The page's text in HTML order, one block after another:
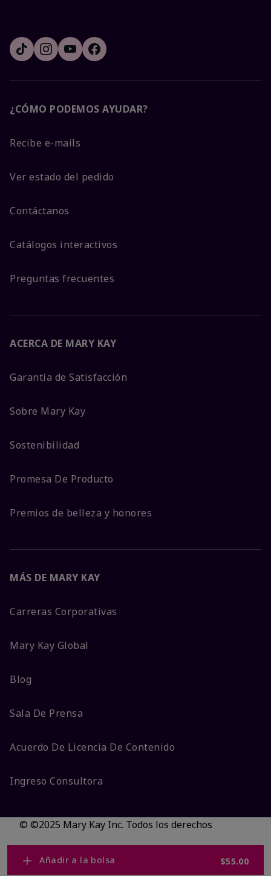
Añadir a la bolsa $55.00
¿CÓMO PODEMOS AYUDAR?
Recibe e-mails
Ver estado del pedido
Contáctanos
Catálogos interactivos
Preguntas frecuentes
ACERCA DE MARY KAY
Garantía de Satisfacción
Sobre Mary Kay
Sostenibilidad
Promesa De Producto
Premios de belleza y honores
MÁS DE MARY KAY
Carreras Corporativas
Mary Kay Global
Blog
Sala De Prensa
Acuerdo De Licencia De Contenido
Ingreso Consultora
© ©2025 Mary Kay Inc. Todos los derechos
Código DSA/Queja al Código
Privacidad